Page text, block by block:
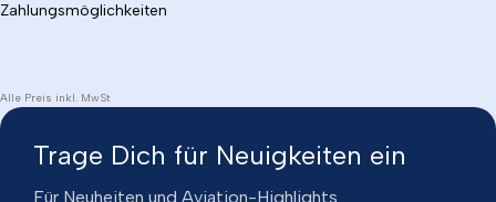
Zahlungsmöglichkeiten
Alle Preis inkl. MwSt
Trage Dich für Neuigkeiten ein
Für Neuheiten und Aviation-Highlights